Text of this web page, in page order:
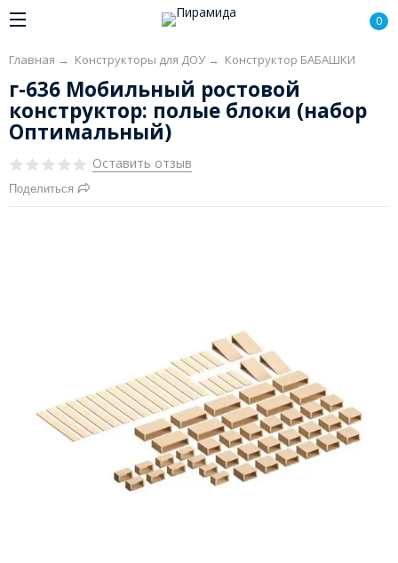
0
Главная → Конструкторы для ДОУ → Конструктор БАБАШКИ
г-636 Мобильный ростовой
конструктор: полые блоки (набор
Оптимальный)
Оставить отзыв
Поделиться